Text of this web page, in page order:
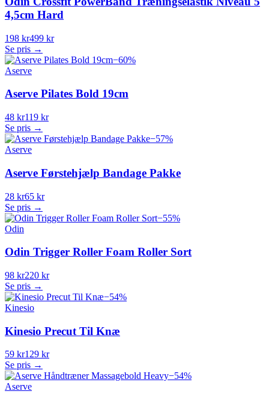
4,5cm Hard
198 kr499 kr
Se pris →
−60%
Aserve
Aserve Pilates Bold 19cm
48 kr119 kr
Se pris →
−57%
Aserve
Aserve Førstehjælp Bandage Pakke
28 kr65 kr
Se pris →
−55%
Odin
Odin Trigger Roller Foam Roller Sort
98 kr220 kr
Se pris →
−54%
Kinesio
Kinesio Precut Til Knæ
59 kr129 kr
Se pris →
−54%
Aserve